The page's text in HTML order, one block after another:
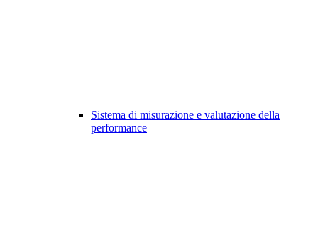
Sistema di misurazione e valutazione della
performance